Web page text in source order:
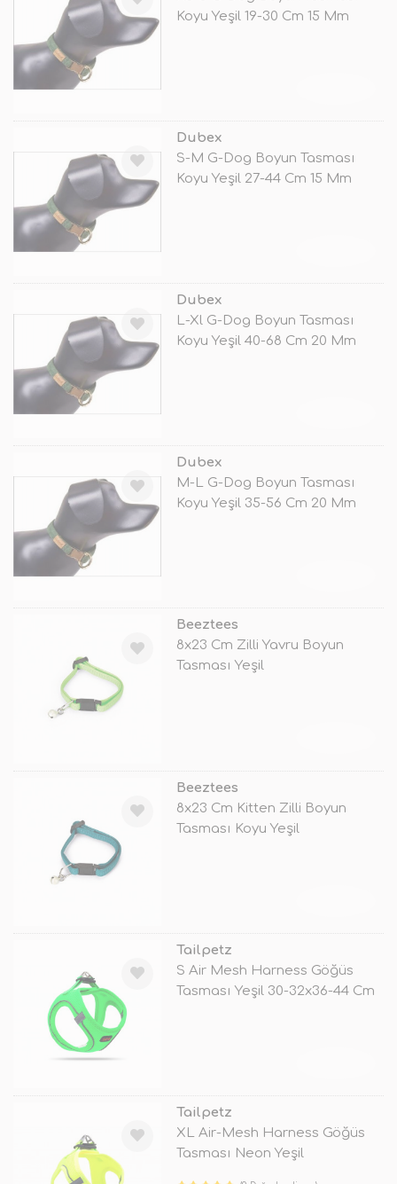
Koyu Yeşil 19-30 Cm 15 Mm
Dubex
S-M G-Dog Boyun Tasması
Koyu Yeşil 27-44 Cm 15 Mm
Dubex
L-Xl G-Dog Boyun Tasması
Koyu Yeşil 40-68 Cm 20 Mm
Dubex
M-L G-Dog Boyun Tasması
Koyu Yeşil 35-56 Cm 20 Mm
Beeztees
8x23 Cm Zilli Yavru Boyun
Tasması Yeşil
Beeztees
8x23 Cm Kitten Zilli Boyun
Tasması Koyu Yeşil
Tailpetz
S Air Mesh Harness Göğüs
Tasması Yeşil 30-32x36-44 Cm
Tailpetz
XL Air-Mesh Harness Göğüs
Tasması Neon Yeşil